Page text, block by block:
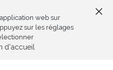
web sur
sur les réglages
d’accueil